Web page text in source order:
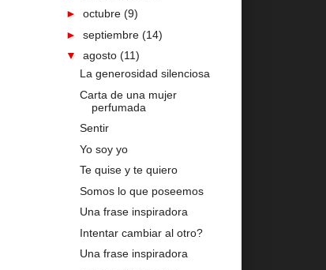
► octubre (9)
► septiembre (14)
▼ agosto (11)
La generosidad silenciosa
Carta de una mujer
perfumada
Sentir
Yo soy yo
Te quise y te quiero
Somos lo que poseemos
Una frase inspiradora
Intentar cambiar al otro?
Una frase inspiradora